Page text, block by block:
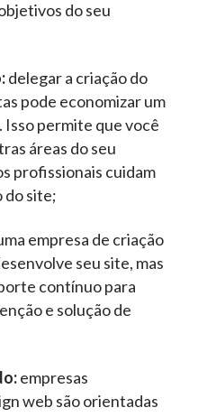
do seu
delegar a criação do
pode economizar um
permite que você
áreas do seu
profissionais cuidam
do site;
empresa de criação
seu site, mas
contínuo para
e solução de
empresas
web são orientadas